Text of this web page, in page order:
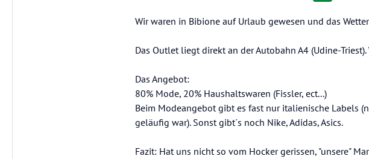
Wir waren in Bibione auf Urlaub gewesen und das
Das Outlet liegt direkt an der Autobahn A4 (Udine-
Das Angebot:
80% Mode, 20% Haushaltswaren (Fissler, ect...)
Beim Modeangebot gibt es fast nur italienische Labels
geläufig war). Sonst gibt´s noch Nike, Adidas, Asics.
Fazit: Hat uns nicht so vom Hocker gerissen, "unsere"